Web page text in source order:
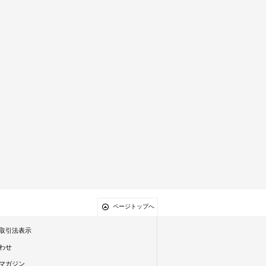
ページトップへ
引法表示
せ
ガジン